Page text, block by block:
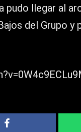
pudo llegar al
del Grupo